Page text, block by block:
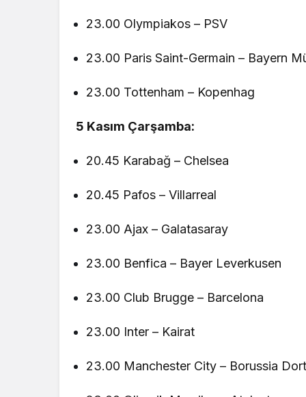
23.00 Olympiakos – PSV
23.00 Paris Saint-Germain – Bayern
23.00 Tottenham – Kopenhag
5 Kasım Çarşamba:
20.45 Karabağ – Chelsea
20.45 Pafos – Villarreal
23.00 Ajax – Galatasaray
23.00 Benfica – Bayer Leverkusen
23.00 Club Brugge – Barcelona
23.00 Inter – Kairat
23.00 Manchester City – Borussia